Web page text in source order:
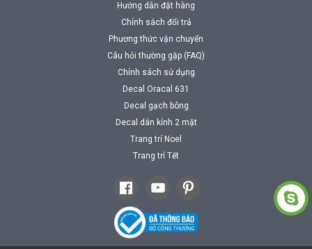
Hướng dẫn đặt hàng
Chính sách đổi trả
Phương thức vận chuyển
Câu hỏi thường gặp (FAQ)
Chính sách sử dụng
Decal Oracal 631
Decal gạch bông
Decal dán kính 2 mặt
Trang trí Noel
Trang trí Tết